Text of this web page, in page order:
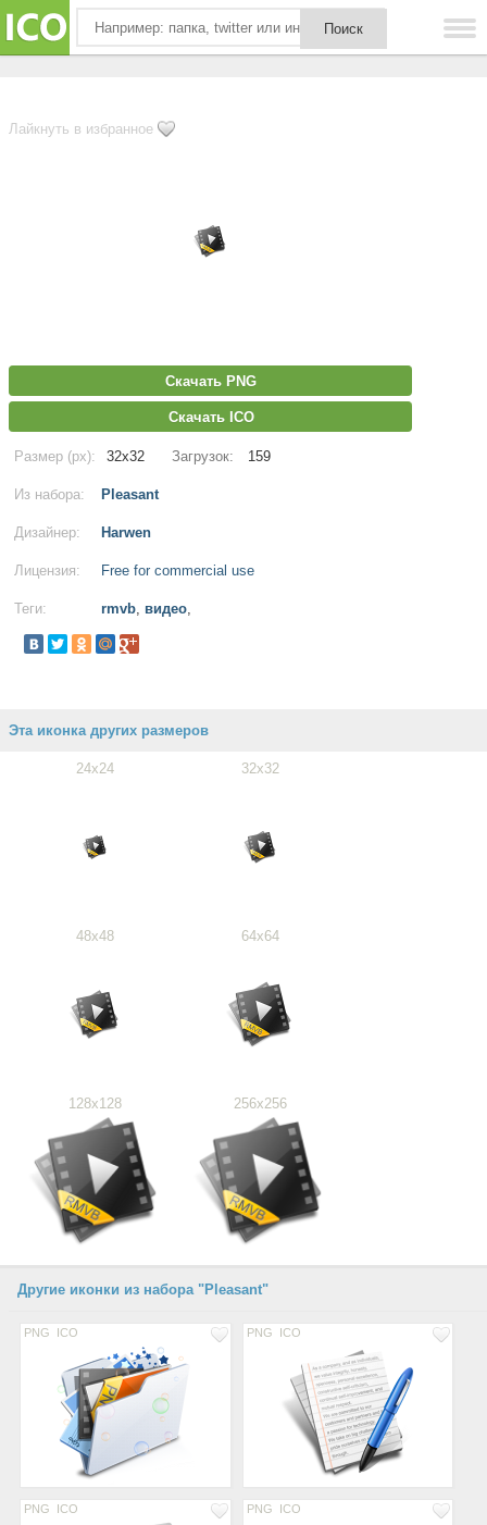
Лайкнуть в избранное
Скачать PNG
Скачать ICO
Размер (px): 32x32 Загрузок: 159
Из набора: Pleasant
Дизайнер: Harwen
Лицензия: Free for commercial use
Теги: rmvb, видео,
Эта иконка других размеров
24x24 32x32
48x48 64x64
128x128 256x256
Другие иконки из набора "Pleasant"
PNG ICO PNG ICO
PNG ICO PNG ICO